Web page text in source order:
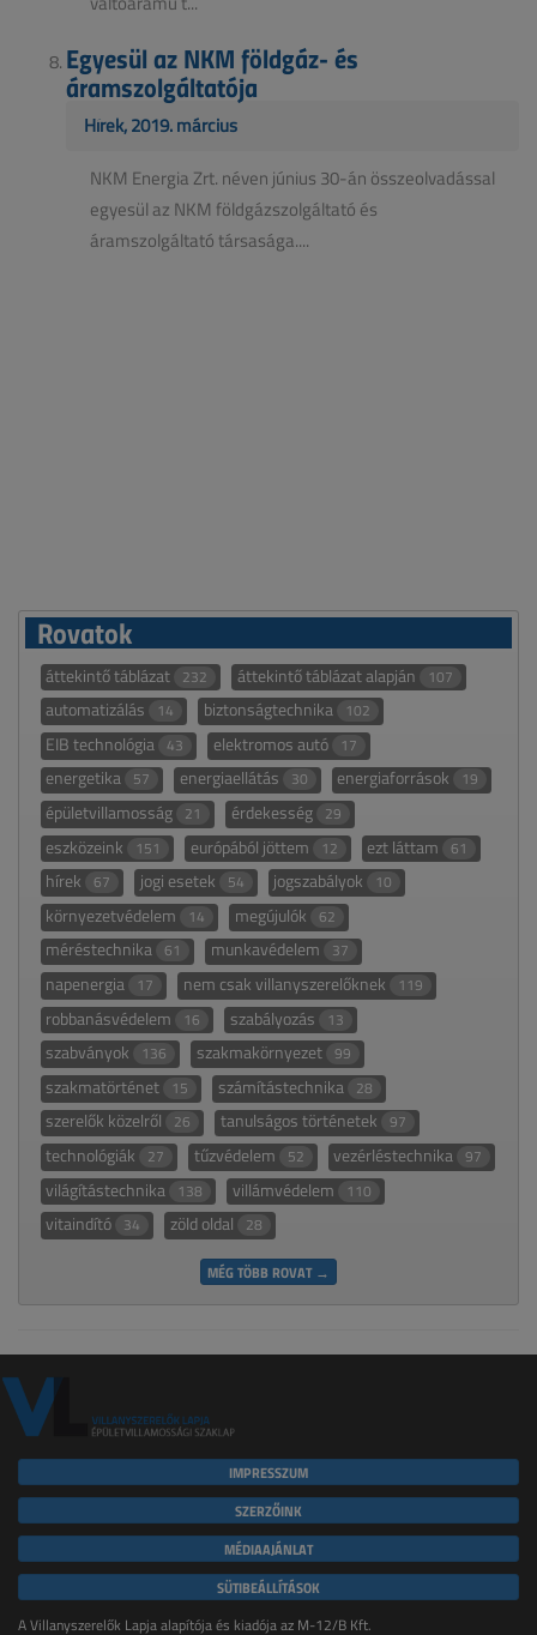
Egyesül az NKM földgáz- és
áramszolgáltatója
Hírek, 2019. március
NKM Energia Zrt. néven június 30-án összeolvadással
egyesül az NKM földgázszolgáltató és
áramszolgáltató társasága....
Rovatok
áttekintő táblázat 232 áttekintő táblázat alapján 107
automatizálás 14 biztonságtechnika 102
EIB technológia 43 elektromos autó 17
energetika 57 energiaellátás 30 energiaforrások 19
épületvillamosság 21 érdekesség 29
eszközeink 151 európából jöttem 12 ezt láttam 61
hírek 67 jogi esetek 54 jogszabályok 10
környezetvédelem 14 megújulók 62
méréstechnika 61 munkavédelem 37
napenergia 17 nem csak villanyszerelőknek 119
robbanásvédelem 16 szabályozás 13
szabványok 136 szakmakörnyezet 99
szakmatörténet 15 számítástechnika 28
szerelők közelről 26 tanulságos történetek 97
technológiák 27 tűzvédelem 52 vezérléstechnika 97
világítástechnika 138 villámvédelem 110
vitaindító 34 zöld oldal 28
MÉG TÖBB ROVAT →
IMPRESSZUM
SZERZŐINK
MÉDIAAJÁNLAT
SÜTIBEÁLLÍTÁSOK
A Villanyszerelők Lapja alapítója és kiadója az M-12/B Kft.